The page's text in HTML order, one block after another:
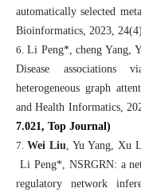
automatically selected
Bioinformatics, 2023,
6. Li Peng*, cheng Yang,
Disease associations
heterogeneous graph
and Health Informatics,
7.021, Top Journal)
7. Wei Liu, Yu Yang, Xu
Li Peng*, NSRGRN: a
regulatory network